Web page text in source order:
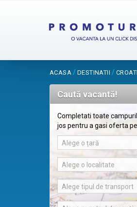
ACASA / DESTINATII /
Caută vacantă!
Completati toate
jos pentru a gasi oferta
Alege o țară
Alege o localitate
Alege tipul de transport